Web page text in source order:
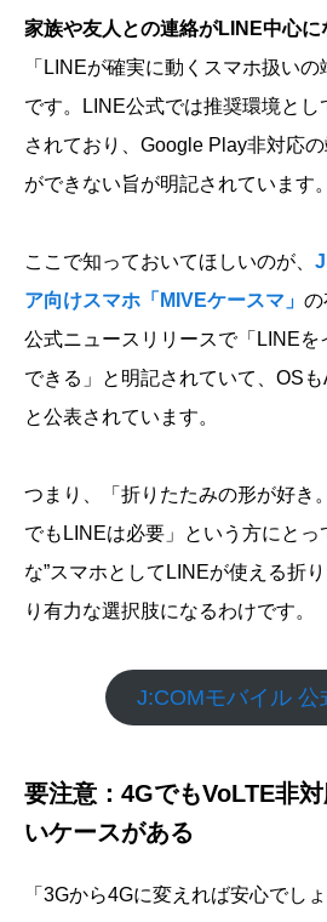
家族や友人との連絡がLINE中心
「LINEが確実に動くスマホ扱い
です。LINE公式では推奨環境と
されており、Google Play非対応
ができない旨が明記されています。
ここで知っておいてほしいのが、
ア向けスマホ「MIVEケースマ」 の
公式ニュースリリースで「LINEを
できる」と明記されていて、OS
と公表されています。
つまり、「折りたたみの形が好き
でもLINEは必要」という方にとっ
な”スマホとしてLINEが使える折
り有力な選択肢になるわけです。
J:COMモバイル 公
要注意：4GでもVoLTE非
いケースがある
「3Gから4Gに変えれば安心でし